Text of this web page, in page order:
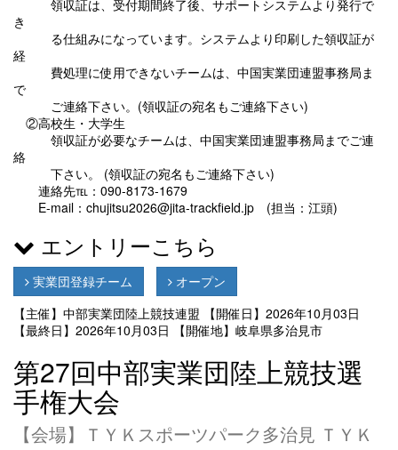
領収証は、受付期間終了後、サポートシステムより発行で
き
る仕組みになっています。システムより印刷した領収証が
経
費処理に使用できないチームは、中国実業団連盟事務局ま
で
ご連絡下さい。(領収証の宛名もご連絡下さい)
②高校生・大学生
領収証が必要なチームは、中国実業団連盟事務局までご連
絡
下さい。 (領収証の宛名もご連絡下さい)
連絡先℡：090-8173-1679
E-mail：chujitsu2026@jita-trackfield.jp (担当：江頭)
エントリーこちら
実業団登録チーム
オープン
【主催】中部実業団陸上競技連盟
【開催日】2026年10月03日
【最終日】2026年10月03日
【開催地】岐阜県多治見市
第27回中部実業団陸上競技選
手権大会
【会場】ＴＹＫスポーツパーク多治見 ＴＹＫ